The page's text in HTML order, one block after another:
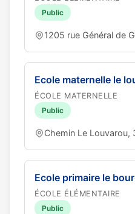
Public
1205 rue Général de
Ecole maternelle le
ÉCOLE MATERNELLE
Public
Chemin Le Louvarou,
Ecole primaire le
ÉCOLE ÉLÉMENTAIRE
Public